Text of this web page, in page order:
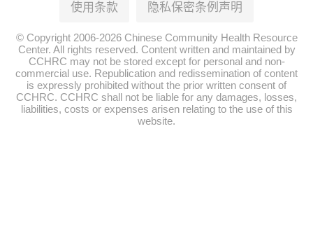
使用条款 隐私保密条例声明
© Copyright 2006-2026 Chinese Community Health Resource
Center. All rights reserved. Content written and maintained by
CCHRC may not be stored except for personal and non-
commercial use. Republication and redissemination of content
is expressly prohibited without the prior written consent of
CCHRC. CCHRC shall not be liable for any damages, losses,
liabilities, costs or expenses arisen relating to the use of this
website.